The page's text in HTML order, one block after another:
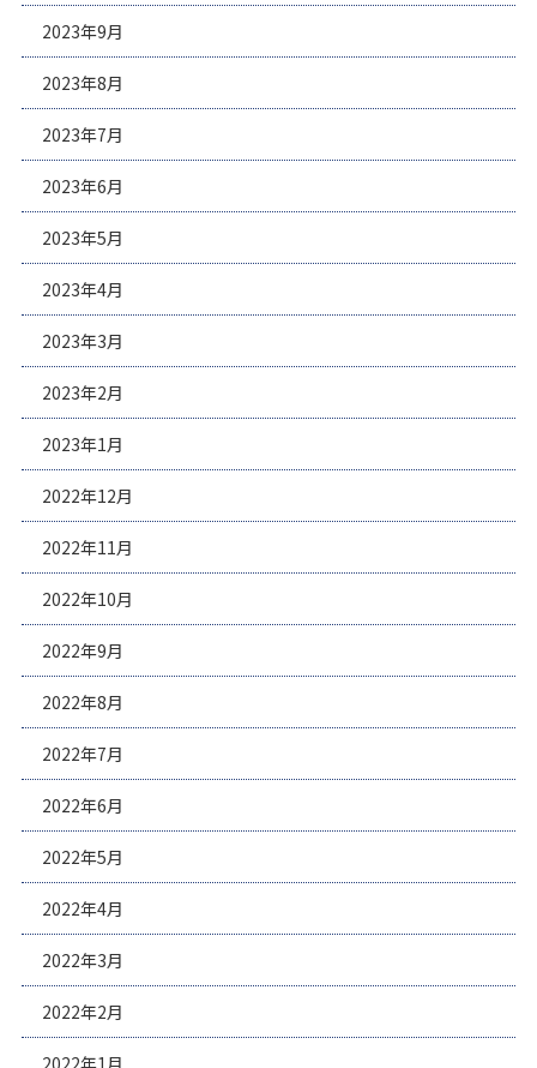
2023年9月
2023年8月
2023年7月
2023年6月
2023年5月
2023年4月
2023年3月
2023年2月
2023年1月
2022年12月
2022年11月
2022年10月
2022年9月
2022年8月
2022年7月
2022年6月
2022年5月
2022年4月
2022年3月
2022年2月
2022年1月